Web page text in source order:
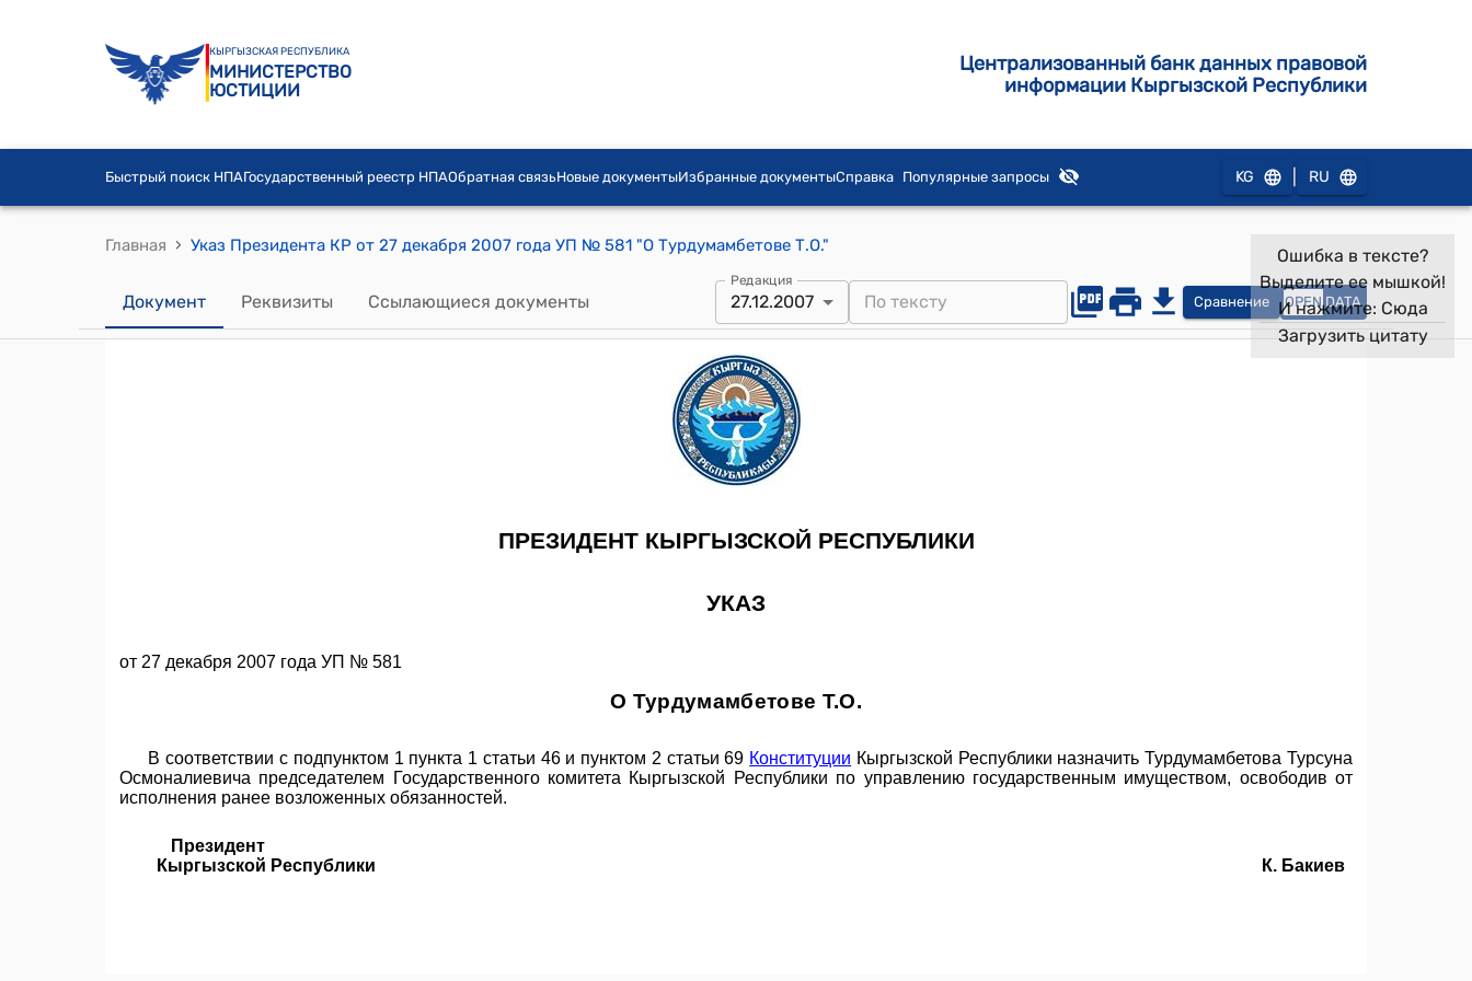
КЫРГЫЗСКАЯ РЕСПУБЛИКА
МИНИСТЕРСТВО
ЮСТИЦИИ
Централизованный банк данных правовой
информации Кыргызской Республики
Быстрый поиск НПАГосударственный реестр НПАОбратная связьНовые документыИзбранные документыСправка Популярные запросы KG RU
Главная › Указ Президента КР от 27 декабря 2007 года УП № 581 "О Турдумамбетове Т.О."
Документ Реквизиты Ссылающиеся документы
Редакция
27.12.2007 Сравнение OPEN DATA
Ошибка в тексте?
Выделите ее мышкой!
И нажмите: Сюда
Загрузить цитату